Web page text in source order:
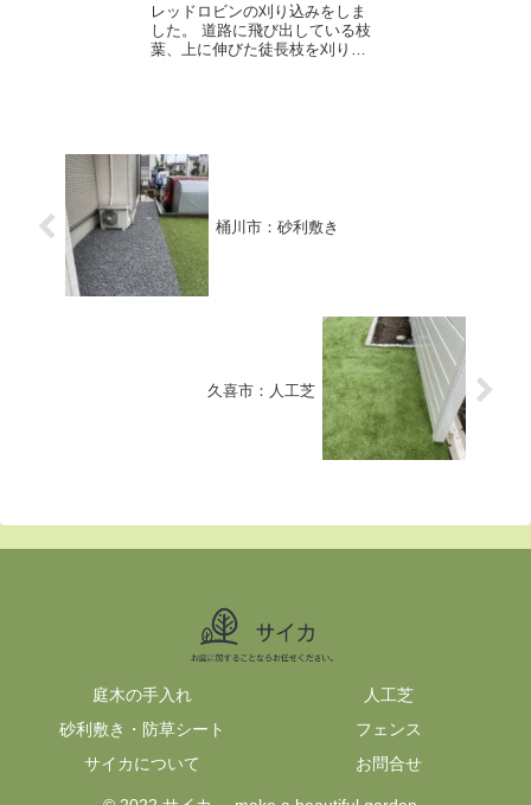
レッドロビンの刈り込みをしま
した。 道路に飛び出している枝
葉、上に伸びた徒長枝を刈り込
桶川市：砂利敷き
久喜市：人工芝
庭木の手入れ
人工芝
砂利敷き・防草シート
フェンス
サイカについて
お問合せ